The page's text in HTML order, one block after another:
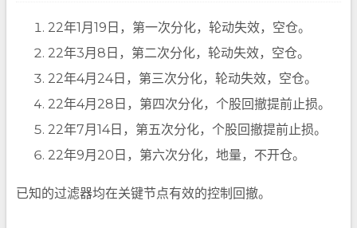
22年1月19日，第一次分化，轮动失效，空仓。
22年3月8日，第二次分化，轮动失效，空仓。
22年4月24日，第三次分化，轮动失效，空仓。
22年4月28日，第四次分化，个股回撤提前止损。
22年7月14日，第五次分化，个股回撤提前止损。
22年9月20日，第六次分化，地量，不开仓。
已知的过滤器均在关键节点有效的控制回撤。